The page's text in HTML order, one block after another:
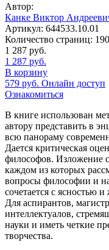
Автор:
Канке Виктор
Артикул: 644533.10.01
Количество страниц: 190
1 287 руб.
1 287 руб.
В корзину
579 руб. Онлайн доступ
Ознакомиться
В книге использован
автору представить в
всю панораму
Дается критическая
философов. Изложение
каждом из которых
вопросы философии и
сочетается с ясностью
Для аспирантов,
интеллектуалов,
науки и иметь четкие
творчества.